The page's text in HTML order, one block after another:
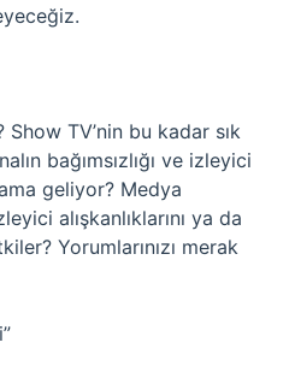
TV’nin bu kadar sık
bağımsızlığı ve izleyici
geliyor? Medya
alışkanlıklarını ya da
Yorumlarınızı merak